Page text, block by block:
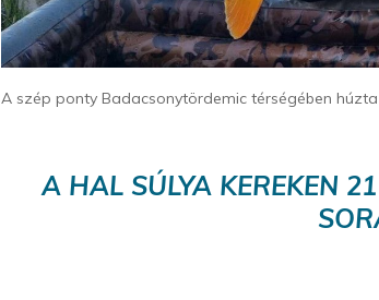
A szép ponty Badacsonytördemic térségében
A HAL SÚLYA KEREKEN